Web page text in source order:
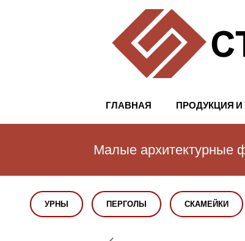
ГЛАВНАЯ ПРОДУКЦИЯ И
Малые архитектурные
УРНЫ ПЕРГОЛЫ СКАМЕЙКИ